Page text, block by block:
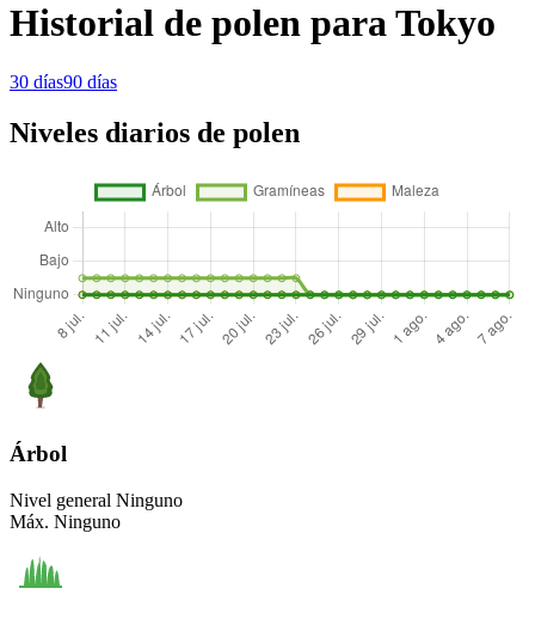
Historial de polen para Tokyo
30 días90 días
Niveles diarios de polen
Árbol
Nivel general Ninguno
Máx. Ninguno